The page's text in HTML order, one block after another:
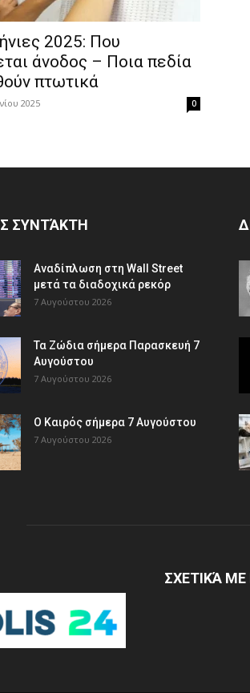
2025: Που
άνοδος – Ποια πεδία
πτωτικά
2025 0
ΣΥΝΤΆΚΤΗ
Αναδίπλωση στη Wall Street
μετά τα διαδοχικά ρεκόρ
7 Αυγούστου 2026
Τα Ζώδια σήμερα Παρασκευή 7
Αυγούστου
7 Αυγούστου 2026
Ο Καιρός σήμερα 7 Αυγούστου
7 Αυγούστου 2026
ΣΧΕΤΙΚΆ